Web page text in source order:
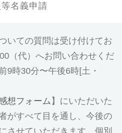
名義申請
いての質問は受け付けてお
（代）へお問い合わせくだ
9時30分〜午後6時[土・
想フォーム 】にいただいた
がすべて目を通し、今後の